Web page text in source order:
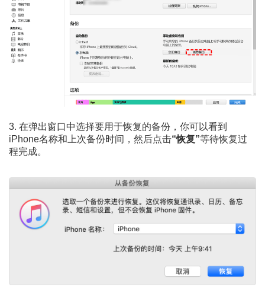
3. 在弹出窗口中选择要用于恢复的备份，你可以看到
iPhone名称和上次备份时间，然后点击“恢复”等待恢复过
程完成。